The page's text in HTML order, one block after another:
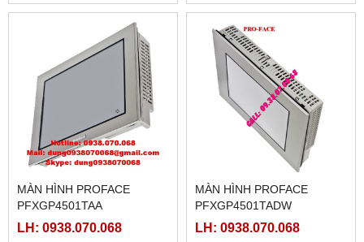
MÀN HÌNH PROFACE
PFXGP4501TAA
LH: 0938.070.068
MÀN HÌNH PROFACE
PFXGP4501TADW
LH: 0938.070.068